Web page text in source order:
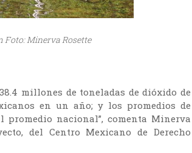
Foto: Minerva Rosette
millones de toneladas de dióxido de
en un año; y los promedios de
promedio nacional”, comenta Minerva
del Centro Mexicano de Derecho